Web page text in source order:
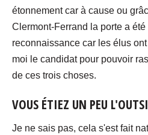
étonnement car à cause ou
Clermont-Ferrand la porte a
reconnaissance car les élus
moi le candidat pour pouvoir
de ces trois choses.
VOUS ÉTIEZ UN PEU
Je ne sais pas, cela s'est fait